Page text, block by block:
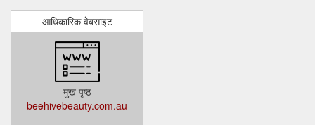
आधिकारिक वेबसाइट
मुख पृष्ठ
beehivebeauty.com.au